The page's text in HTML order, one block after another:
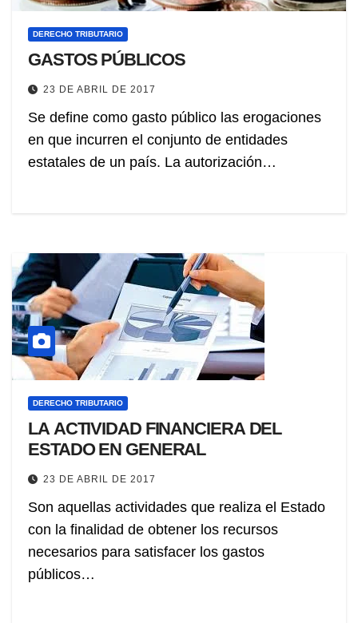
DERECHO TRIBUTARIO
GASTOS PÚBLICOS
23 DE ABRIL DE 2017
Se define como gasto público las erogaciones
en que incurren el conjunto de entidades
estatales de un país. La autorización…
DERECHO TRIBUTARIO
LA ACTIVIDAD FINANCIERA DEL
ESTADO EN GENERAL
23 DE ABRIL DE 2017
Son aquellas actividades que realiza el Estado
con la finalidad de obtener los recursos
necesarios para satisfacer los gastos
públicos…